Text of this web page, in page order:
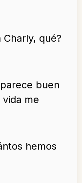
Charly, qué?
buen
me
hemos